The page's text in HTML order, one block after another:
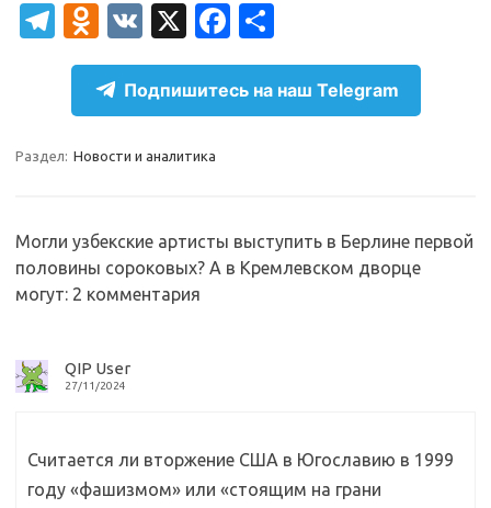
T
el
gr
a
O
d
n
o
kl
sn
ik
i
V
K
X
Fa
c
e
b
k
т
п
р
и
т
Подпишитесь на наш Telegram
Раздел: Новости и аналитика
Могли узбекские артисты выступить в Берлине первой
половины сороковых? А в Кремлевском дворце
могут: 2 комментария
QIP User
27/11/2024
Считается ли вторжение США в Югославию в 1999
году «фашизмом» или «стоящим на грани